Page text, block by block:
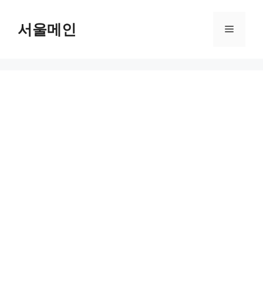
content서울메인 Menu